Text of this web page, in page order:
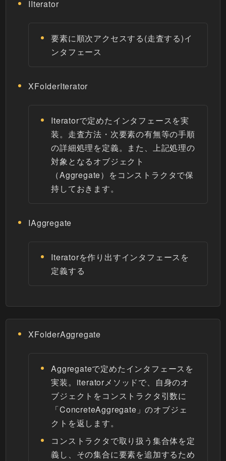
IIterator
要素に順次アクセスする(走査する)イ
ンタフェース
XFolderIterator
Iteratorで定めたインタフェースを実
装。走査方法・次要素の有無等の手順
の詳細処理を定義。また、上記処理の
対象となるオブジェクト
（Aggregate）をコンストラクタで保
持しておきます。
IAggregate
Iteratorを作り出すインタフェースを
定義する
XFolderAggregate
Aggregateで定めたインタフェースを
実装。iteratorメソッドで、自身のオ
ブジェクトをコンストラクタ引数に
「ConcreteAggregate」のオブジェ
クトを返します。
コンストラクタで取り扱う集合体を定
義し、その集合に要素を追加するため